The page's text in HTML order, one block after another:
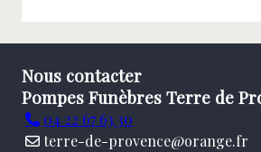
Nous contacter
Pompes Funèbres Terre de
04 22 67 63 30
terre-de-provence@orange.fr